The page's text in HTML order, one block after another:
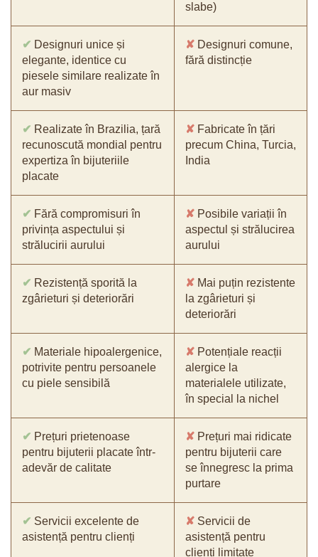
slabe)
✔ Designuri unice și
elegante, identice cu
piesele similare realizate în
aur masiv
✘ Designuri comune,
fără distincție
✔ Realizate în Brazilia, țară
recunoscută mondial pentru
expertiza în bijuteriile
placate
✘ Fabricate în țări
precum China, Turcia,
India
✔ Fără compromisuri în
privința aspectului și
strălucirii aurului
✘ Posibile variații în
aspectul și strălucirea
aurului
✔ Rezistență sporită la
zgârieturi și deteriorări
✘ Mai puțin rezistente
la zgârieturi și
deteriorări
✔ Materiale hipoalergenice,
potrivite pentru persoanele
cu piele sensibilă
✘ Potențiale reacții
alergice la
materialele utilizate,
în special la nichel
✔ Prețuri prietenoase
pentru bijuterii placate într-
adevăr de calitate
✘ Prețuri mai ridicate
pentru bijuterii care
se înnegresc la prima
purtare
✔ Servicii excelente de
asistență pentru clienți
✘ Servicii de
asistență pentru
clienți limitate